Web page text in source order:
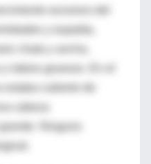
y espalda,
chata y ancha,
Ninguno